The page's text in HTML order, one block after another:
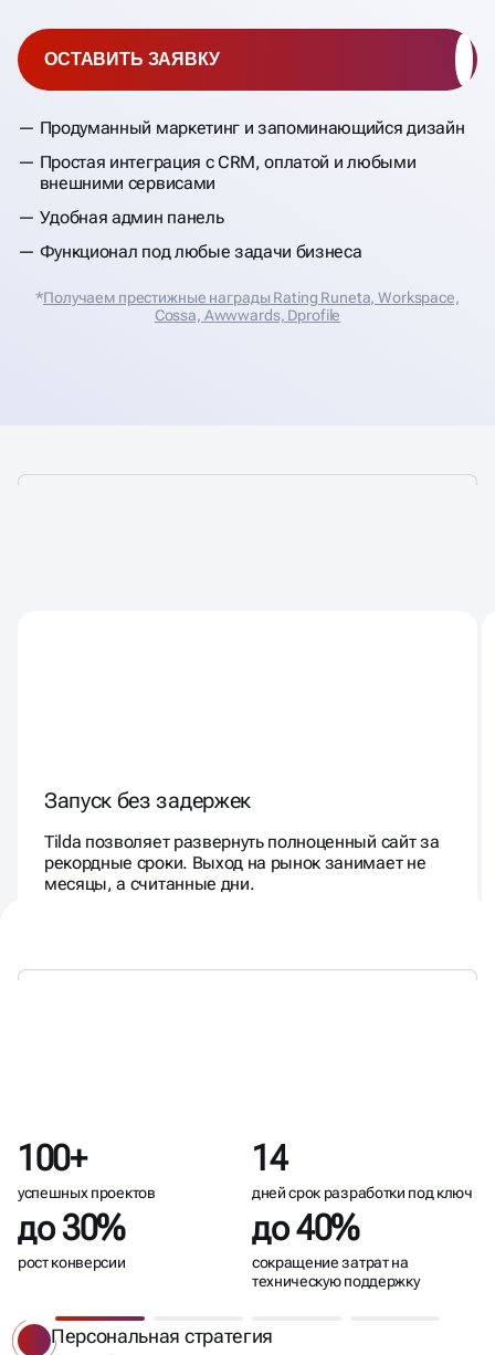
Продуманный маркетинг и запоминающийся дизайн
Простая интеграция с CRM, оплатой и любыми
внешними сервисами
Удобная админ панель
Функционал под любые задачи бизнеса
ОСТАВИТЬ ЗАЯВКУ
*Получаем престижные награды Rating Runeta, Workspace,
Cossa, Аwwwards, Dprofile
Запуск без задержек
Tilda позволяет развернуть полноценный сайт за
рекордные сроки. Выход на рынок занимает не
месяцы, а считанные дни.
НА ТИЛЬДЕ
100+
успешных проектов
14
дней срок разработки под ключ
до 30%
рост конверсии
до 40%
сокращение затрат на
техническую поддержку
Персональная стратегия